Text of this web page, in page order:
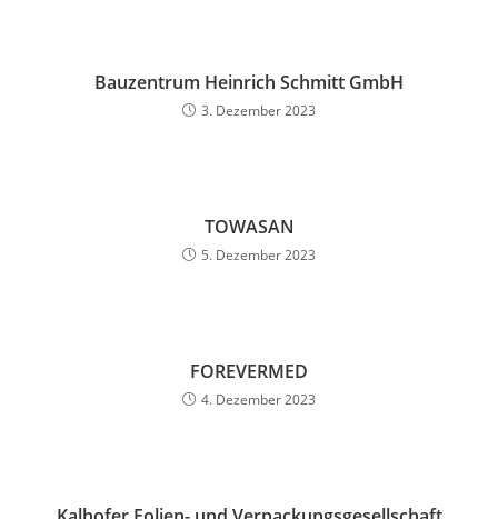
Bauzentrum Heinrich Schmitt GmbH
3. Dezember 2023
TOWASAN
5. Dezember 2023
FOREVERMED
4. Dezember 2023